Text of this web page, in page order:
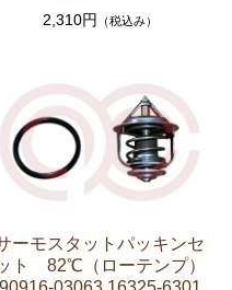
JZA70
JZA70
2,310円 （税込み）
ーモスタットパッキンセ
ト 82℃（ローテンプ）